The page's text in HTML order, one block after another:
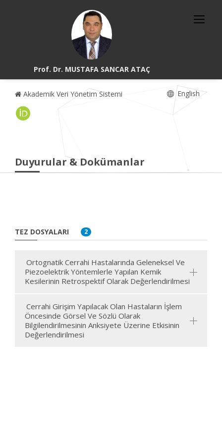
Prof. Dr. MUSTAFA SANCAR ATAÇ
Akademik Veri Yönetim Sistemi English
Duyurular & Dokümanlar
TEZ DOSYALARI 2
Ortognatik Cerrahi Hastalarında Geleneksel Ve
Piezoelektrik Yöntemlerle Yapılan Kemik
Kesilerinin Retrospektif Olarak Değerlendirilmesi
Cerrahi Girişim Yapılacak Olan Hastaların İşlem
Öncesinde Görsel Ve Sözlü Olarak
Bilgilendirilmesinin Anksiyete Üzerine Etkisinin
Değerlendirilmesi